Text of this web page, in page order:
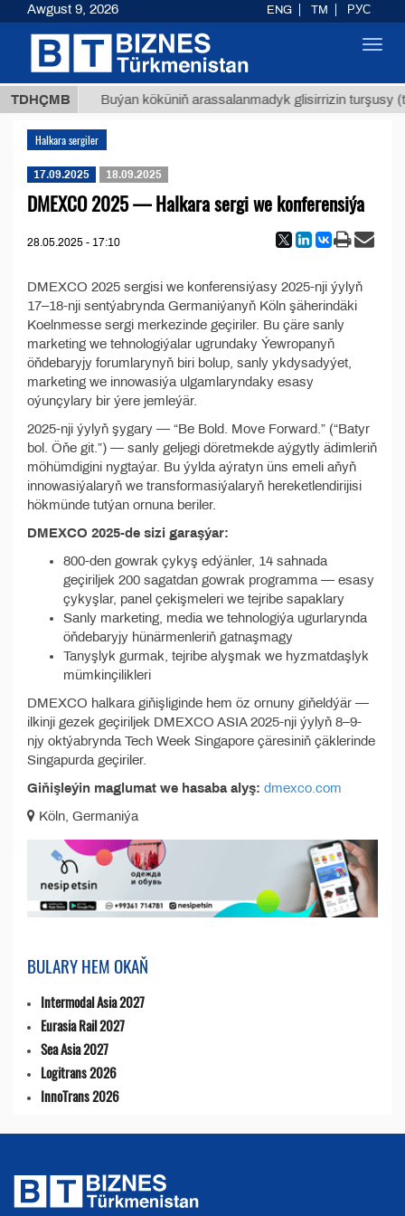
TDHÇMB
ТМТ Buýan köküniň arassalanmadyk glisirrizin turşusy
Halkara sergiler
17.09.2025 18.09.2025
DMEXCO 2025 — Halkara sergi we konferensiýa
28.05.2025 - 17:10
DMEXCO 2025 sergisi we konferensiýasy 2025-nji ýylyň
17–18-nji sentýabrynda Germaniýanyň Köln şäherindäki
Koelnmesse sergi merkezinde geçiriler. Bu çäre sanly
marketing we tehnologiýalar ugrundaky Ýewropanyň
öňdebaryjy forumlarynyň biri bolup, sanly ykdysadyýet,
marketing we innowasiýa ulgamlaryndaky esasy
oýunçylary bir ýere jemleýär.
2025-nji ýylyň şygary — “Be Bold. Move Forward.” (“Batyr
bol. Öňe git.”) — sanly geljegi döretmekde aýgytly ädimleriň
möhümdigini nygtaýar. Bu ýylda aýratyn üns emeli aňyň
innowasiýalaryň we transformasiýalaryň hereketlendirijisi
hökmünde tutýan ornuna beriler.
DMEXCO 2025-de sizi garaşýar:
800-den gowrak çykyş edýänler, 14 sahnada
geçiriljek 200 sagatdan gowrak programma — esasy
çykyşlar, panel çekişmeleri we tejribe sapaklary
Sanly marketing, media we tehnologiýa ugurlarynda
öňdebaryjy hünärmenleriň gatnaşmagy
Tanyşlyk gurmak, tejribe alyşmak we hyzmatdaşlyk
mümkinçilikleri
DMEXCO halkara giňişliginde hem öz ornuny giňeldýär —
ilkinji gezek geçiriljek DMEXCO ASIA 2025-nji ýylyň 8–9-
njy oktýabrynda Tech Week Singapore çäresiniň çäklerinde
Singapurda geçiriler.
Giňişleýin maglumat we hasaba alyş: dmexco.com
Köln, Germaniýa
BULARY HEM OKAŇ
Intermodal Asia 2027
Eurasia Rail 2027
Sea Asia 2027
Logitrans 2026
InnoTrans 2026
Awgust 9, 2026 ENG TM РУС